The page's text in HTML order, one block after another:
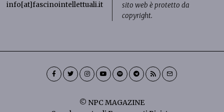
info[at]fascinointellettuali.it
sito web è protetto da
copyright.
© NPC MAGAZINE